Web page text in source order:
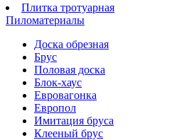
Плитка тротуарная
Пиломатериалы
Доска обрезная
Брус
Половая доска
Блок-хаус
Евровагонка
Европол
Имитация бруса
Клееный брус